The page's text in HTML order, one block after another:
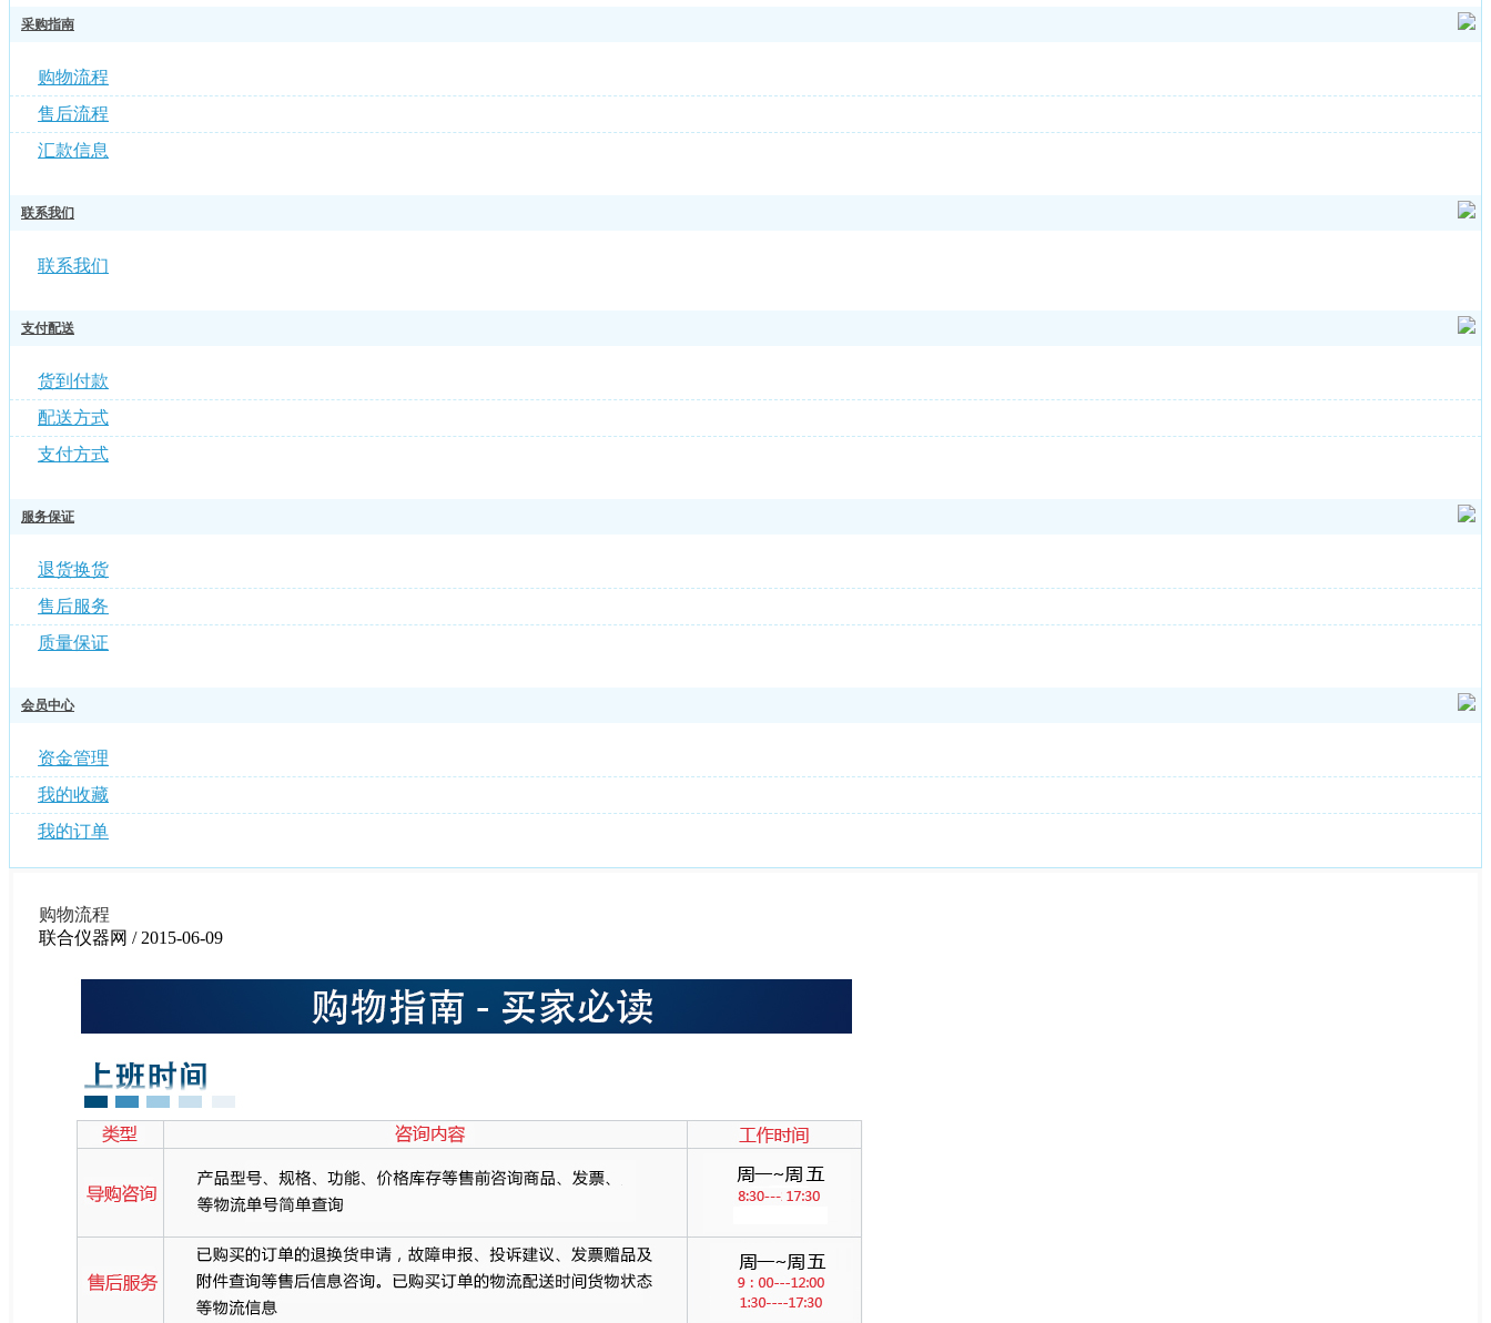
采购指南
购物流程
售后流程
汇款信息
联系我们
联系我们
支付配送
货到付款
配送方式
支付方式
服务保证
退货换货
售后服务
质量保证
会员中心
资金管理
我的收藏
我的订单
购物流程
联合仪器网 / 2015-06-09